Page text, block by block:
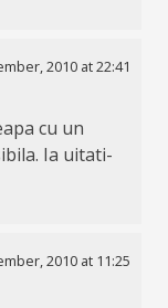
2010 at 22:41
cu un
Ia uitati-
2010 at 11:25